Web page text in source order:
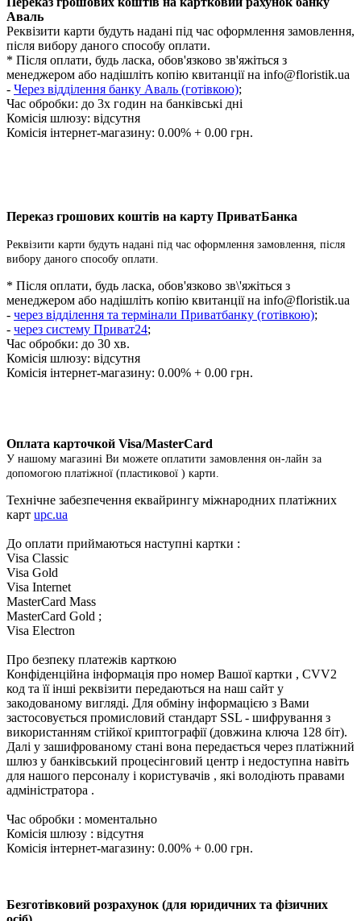
Аваль
Реквізити карти будуть надані під час оформлення замовлення,
після вибору даного способу оплати.
* Після оплати, будь ласка, обов'язково зв'яжіться з
менеджером або надішліть копію квитанції на info@floristik.ua
- Через відділення банку Аваль (готівкою);
Час обробки: до 3х годин на банківські дні
Комісія шлюзу: відсутня
Комісія інтернет-магазину: 0.00% + 0.00 грн.
Переказ грошових коштів на карту ПриватБанка
Реквізити карти будуть надані під час оформлення замовлення, після
вибору даного способу оплати.
* Після оплати, будь ласка, обов'язково зв\'яжіться з
менеджером або надішліть копію квитанції на info@floristik.ua
- через відділення та термінали Приватбанку (готівкою);
- через систему Приват24;
Час обробки: до 30 хв.
Комісія шлюзу: відсутня
Комісія інтернет-магазину: 0.00% + 0.00 грн.
Оплата карточкой Visa/MasterCard
У нашому магазині Ви можете оплатити замовлення он-лайн за
допомогою платіжної (пластикової ) карти.
Технічне забезпечення еквайрингу міжнародних платіжних
карт upc.ua
До оплати приймаються наступні картки :
Visa Classic
Visa Gold
Visa Internet
MasterCard Mass
MasterCard Gold ;
Visa Electron
Про безпеку платежів карткою
Конфіденційна інформація про номер Вашої картки , CVV2
код та її інші реквізити передаються на наш сайт у
закодованому вигляді. Для обміну інформацією з Вами
застосовується промисловий стандарт SSL - шифрування з
використанням стійкої криптографії (довжина ключа 128 біт).
Далі у зашифрованому стані вона передається через платіжний
шлюз у банківський процесінговий центр і недоступна навіть
для нашого персоналу і користувачів , які володіють правами
адміністратора .
Час обробки : моментально
Комісія шлюзу : відсутня
Комісія інтернет-магазину: 0.00% + 0.00 грн.
Безготівковий розрахунок (для юридичних та фізичних